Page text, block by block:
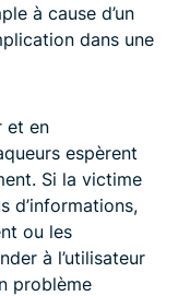
à cause d’un
dans une
et en
espèrent
Si la victime
d’informations,
ou les
à l’utilisateur
problème